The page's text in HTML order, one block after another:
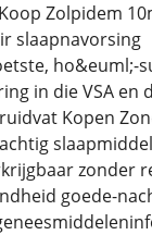
Zolpidem
slaapnavorsing
ho&euml;-
in die VSA en
Kopen
zonder
goede-